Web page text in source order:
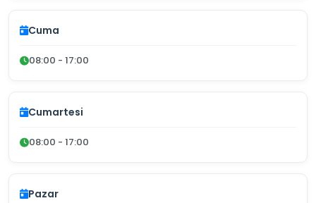
Cuma
08:00 - 17:00
Cumartesi
08:00 - 17:00
Pazar